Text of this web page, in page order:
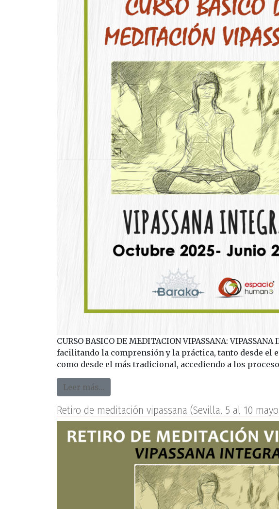
CURSO BASICO DE MEDITACION VIPASSANA:
facilitando la comprensión y la práctica, tanto desde el
como desde el más tradicional, accediendo a los
Leer más…
Retiro de meditación vipassana (Sevilla, 5 al 10